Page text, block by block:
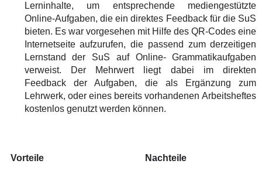
Lerninhalte, um entsprechende mediengestützte
Online-Aufgaben, die ein direktes Feedback für die SuS
bieten. Es war vorgesehen mit Hilfe des QR-Codes eine
Internetseite aufzurufen, die passend zum derzeitigen
Lernstand der SuS auf Online- Grammatikaufgaben
verweist. Der Mehrwert liegt dabei im direkten
Feedback der Aufgaben, die als Ergänzung zum
Lehrwerk, oder eines bereits vorhandenen Arbeitsheftes
kostenlos genutzt werden können.
Vorteile Nachteile